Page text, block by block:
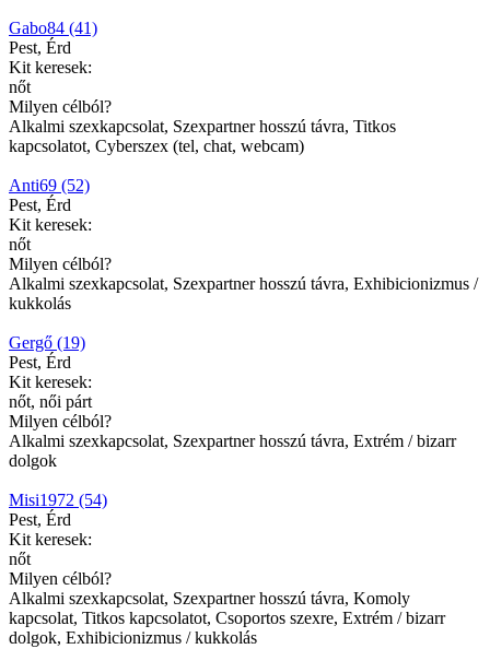
Gabo84 (41)
Pest, Érd
Kit keresek:
nőt
Milyen célból?
Alkalmi szexkapcsolat, Szexpartner hosszú távra, Titkos
kapcsolatot, Cyberszex (tel, chat, webcam)
Anti69 (52)
Pest, Érd
Kit keresek:
nőt
Milyen célból?
Alkalmi szexkapcsolat, Szexpartner hosszú távra, Exhibicionizmus /
kukkolás
Gergő (19)
Pest, Érd
Kit keresek:
nőt, női párt
Milyen célból?
Alkalmi szexkapcsolat, Szexpartner hosszú távra, Extrém / bizarr
dolgok
Misi1972 (54)
Pest, Érd
Kit keresek:
nőt
Milyen célból?
Alkalmi szexkapcsolat, Szexpartner hosszú távra, Komoly
kapcsolat, Titkos kapcsolatot, Csoportos szexre, Extrém / bizarr
dolgok, Exhibicionizmus / kukkolás